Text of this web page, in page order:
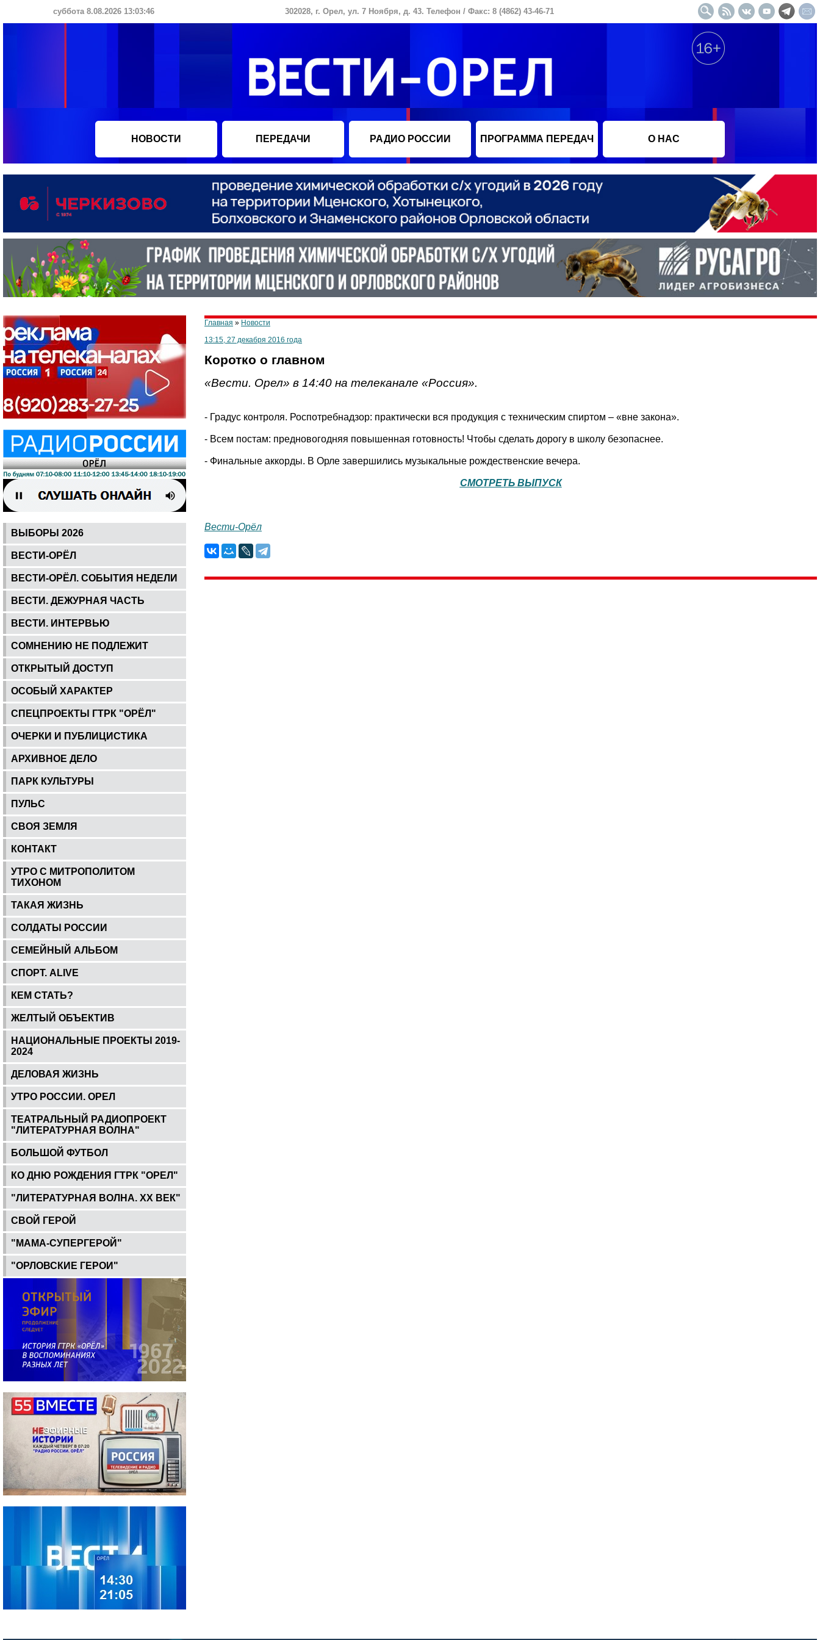
суббота 8.08.2026 13:03:47 302028, г. Орел, ул. 7 Ноября, д. 43. Телефон / Факс: 8 (4862) 43-46-71
НОВОСТИ ПЕРЕДАЧИ РАДИО РОССИИ ПРОГРАММА ПЕРЕДАЧ О НАС
ВЫБОРЫ 2026
ВЕСТИ-ОРЁЛ
ВЕСТИ-ОРЁЛ. СОБЫТИЯ НЕДЕЛИ
ВЕСТИ. ДЕЖУРНАЯ ЧАСТЬ
ВЕСТИ. ИНТЕРВЬЮ
СОМНЕНИЮ НЕ ПОДЛЕЖИТ
ОТКРЫТЫЙ ДОСТУП
ОСОБЫЙ ХАРАКТЕР
СПЕЦПРОЕКТЫ ГТРК "ОРЁЛ"
ОЧЕРКИ И ПУБЛИЦИСТИКА
АРХИВНОЕ ДЕЛО
ПАРК КУЛЬТУРЫ
ПУЛЬС
СВОЯ ЗЕМЛЯ
КОНТАКТ
УТРО С МИТРОПОЛИТОМ
ТИХОНОМ
ТАКАЯ ЖИЗНЬ
СОЛДАТЫ РОССИИ
СЕМЕЙНЫЙ АЛЬБОМ
СПОРТ. ALIVE
КЕМ СТАТЬ?
ЖЕЛТЫЙ ОБЪЕКТИВ
НАЦИОНАЛЬНЫЕ ПРОЕКТЫ 2019-
2024
ДЕЛОВАЯ ЖИЗНЬ
УТРО РОССИИ. ОРЕЛ
ТЕАТРАЛЬНЫЙ РАДИОПРОЕКТ
"ЛИТЕРАТУРНАЯ ВОЛНА"
БОЛЬШОЙ ФУТБОЛ
КО ДНЮ РОЖДЕНИЯ ГТРК "ОРЕЛ"
"ЛИТЕРАТУРНАЯ ВОЛНА. ХХ ВЕК"
СВОЙ ГЕРОЙ
"МАМА-СУПЕРГЕРОЙ"
"ОРЛОВСКИЕ ГЕРОИ"
Главная » Новости
13:15, 27 декабря 2016 года
Коротко о главном
«Вести. Орел» в 14:40 на телеканале «Россия».
- Градус контроля. Роспотребнадзор: практически вся продукция с техническим спиртом – «вне закона».
- Всем постам: предновогодняя повышенная готовность! Чтобы сделать дорогу в школу безопаснее.
- Финальные аккорды. В Орле завершились музыкальные рождественские вечера.
СМОТРЕТЬ ВЫПУСК
Вести-Орёл